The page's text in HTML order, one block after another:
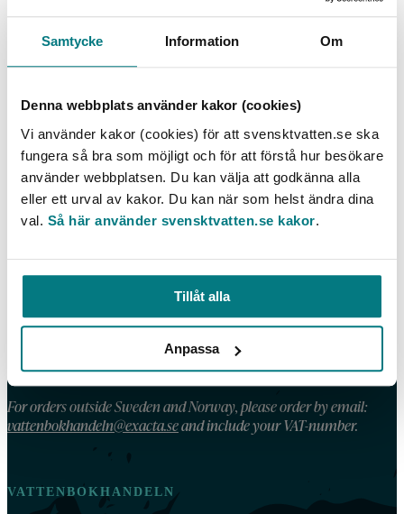
Samtycke Information Om
Denna webbplats använder kakor (cookies)
Vi använder kakor (cookies) för att svensktvatten.se ska
fungera så bra som möjligt och för att förstå hur besökare
använder webbplatsen. Du kan välja att godkänna alla
eller ett urval av kakor. Du kan när som helst ändra dina
val. Så här använder svensktvatten.se kakor.
Tillåt alla
Anpassa
LÄS MER
KONTAKT
Telefon: 08 – 506 002 90
E-post:vattenbokhandeln@exacta.se
Våra köpvillkor
For orders outside Sweden and Norway, please order by email:
vattenbokhandeln@exacta.seand include your VAT-number.
VATTENBOKHANDELN